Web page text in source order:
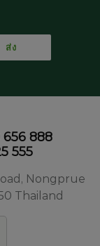
656 888
555
Nongprue
Thailand